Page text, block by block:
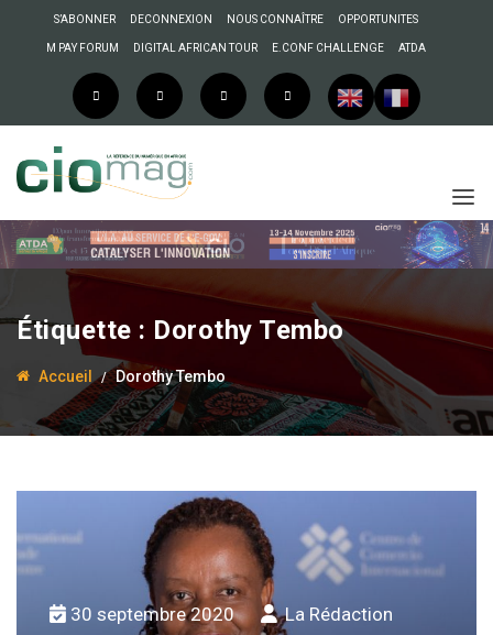
S’ABONNER DECONNEXION NOUS CONNAÎTRE OPPORTUNITES
M PAY FORUM DIGITAL AFRICAN TOUR E.CONF CHALLENGE ATDA
Étiquette : Dorothy Tembo
Accueil Dorothy Tembo
30 septembre 2020 La Rédaction